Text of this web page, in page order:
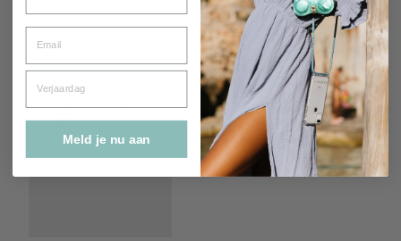
ANDERE KOCHTEN OOK
Email
Verjaardag
Meld je nu aan